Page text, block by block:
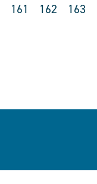
161 162 163